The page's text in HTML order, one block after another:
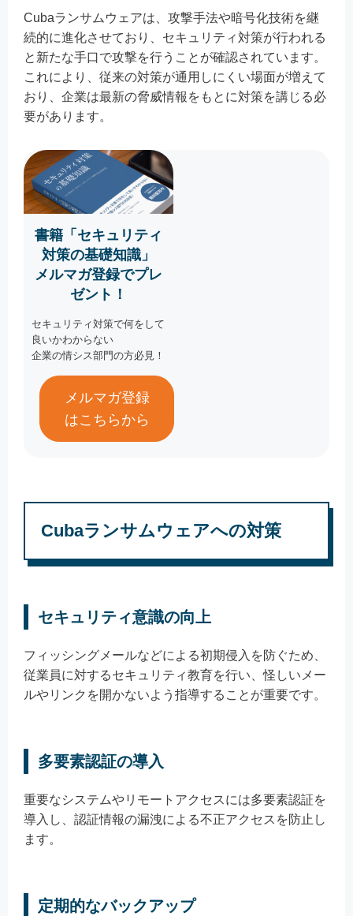
Cubaランサムウェアは、攻撃手法や暗号化技術を継
続的に進化させており、セキュリティ対策が行われる
と新たな手口で攻撃を行うことが確認されています。
これにより、従来の対策が通用しにくい場面が増えて
おり、企業は最新の脅威情報をもとに対策を講じる必
要があります。
書籍「セキュリティ
対策の基礎知識」
メルマガ登録でプレ
ゼント！
セキュリティ対策で何をして
良いかわからない
企業の情シス部門の方必見！
メルマガ登録
はこちらから
Cubaランサムウェアへの対策
セキュリティ意識の向上
フィッシングメールなどによる初期侵入を防ぐため、
従業員に対するセキュリティ教育を行い、怪しいメー
ルやリンクを開かないよう指導することが重要です。
多要素認証の導入
重要なシステムやリモートアクセスには多要素認証を
導入し、認証情報の漏洩による不正アクセスを防止し
ます。
定期的なバックアップ